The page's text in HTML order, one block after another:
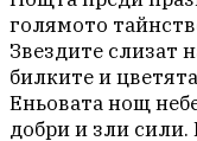
голямото
Звездите слизат
билките и
Еньовата нощ
добри и зли сили.